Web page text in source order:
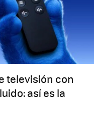
televisión con
así es la